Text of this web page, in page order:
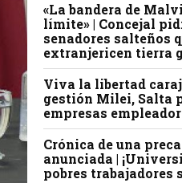
«La bandera de
límite» | Concejal
senadores salteños
extranjericen tierra
Viva la libertad
gestión Milei, Salta
empresas
Crónica de una
anunciada |
pobres trabajadores